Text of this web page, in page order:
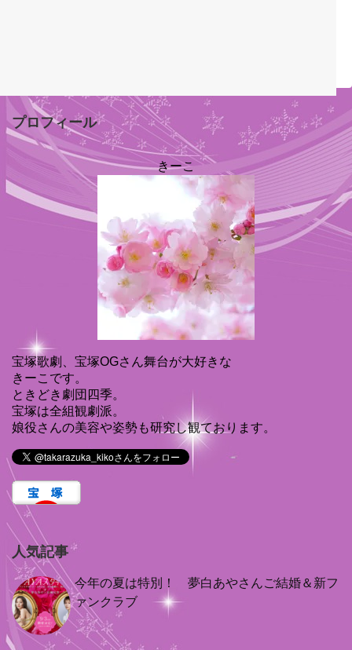
プロフィール
きーこ
宝塚歌劇、宝塚OGさん舞台が大好きな
きーこです。
ときどき劇団四季。
宝塚は全組観劇派。
娘役さんの美容や姿勢も研究し観ております。
人気記事
今年の夏は特別！ 夢白あやさんご結婚＆新フ
ァンクラブ